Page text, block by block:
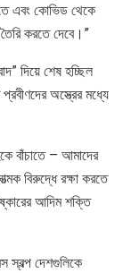
এবং কোভিড থেকে
করতে দেবে।”
দিয়ে শেষ হচ্ছিল
অস্ত্রের মধ্যে
বাঁচাতে – আমাদের
বিরুদ্ধে রক্ষা করতে
আদিম শক্তি
স্বল্প দেশগুলিকে